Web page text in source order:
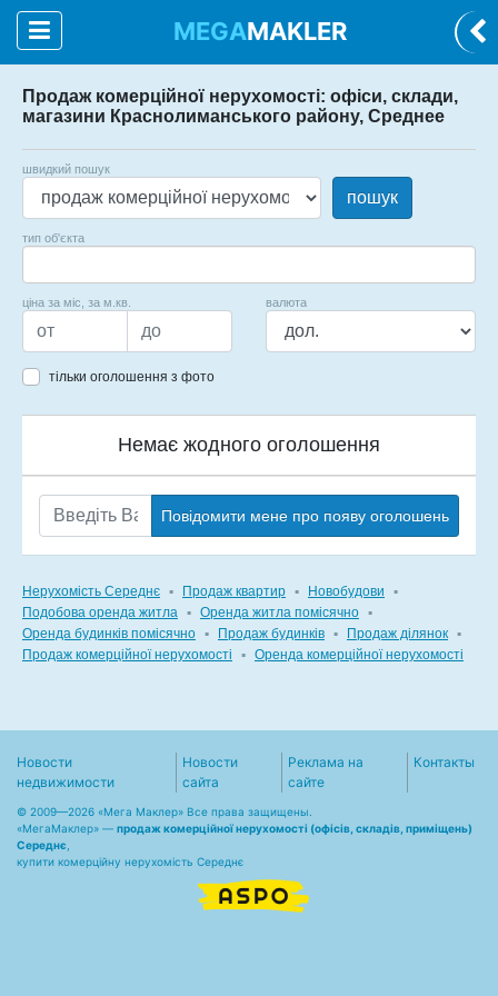
MEGAMAKLER
Продаж комерційної нерухомості: офіси, склади,
магазини Краснолиманського району, Среднее
швидкий пошук
пошук
тип об'єкта
ціна за міс, за м.кв. валюта
тільки оголошення з фото
Немає жодного оголошення
Повідомити мене про появу оголошень
Нерухомість Середнє ▪ Продаж квартир ▪ Новобудови
▪
Подобова оренда житла ▪ Оренда житла помісячно ▪
Оренда будинків помісячно ▪ Продаж будинків ▪ Продаж ділянок ▪
Продаж комерційної нерухомості
▪ Оренда комерційної нерухомості
Новости
недвижимости
Новости
сайта
Реклама на
сайте
Контакты
© 2009—2026 «Мега Маклер» Все права защищены.
«МегаМаклер» — продаж комерційної нерухомості (офісів, складів, приміщень)
Середнє
купити комерційну нерухомість Середнє